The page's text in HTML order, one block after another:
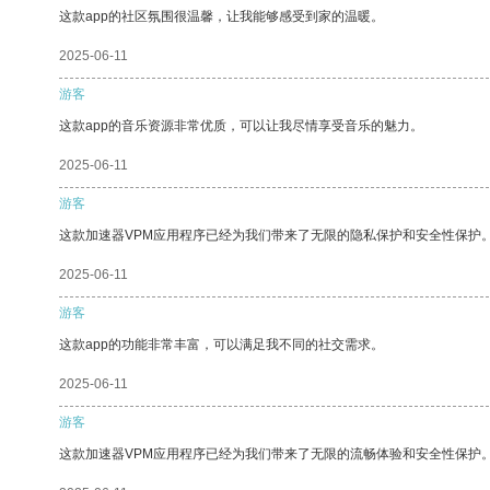
这款app的社区氛围很温馨，让我能够感受到家的温暖。
2025-06-11
游客
这款app的音乐资源非常优质，可以让我尽情享受音乐的魅力。
2025-06-11
游客
这款加速器VPM应用程序已经为我们带来了无限的隐私保护和安全性保护
2025-06-11
游客
这款app的功能非常丰富，可以满足我不同的社交需求。
2025-06-11
游客
这款加速器VPM应用程序已经为我们带来了无限的流畅体验和安全性保护